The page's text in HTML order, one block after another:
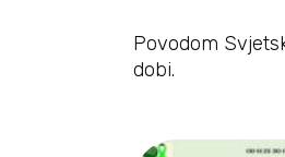
Povodom
dobi.